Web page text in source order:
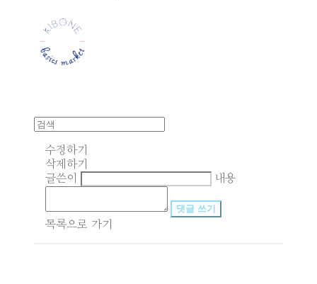
수정하기
삭제하기
글쓴이
내용
댓글 쓰기
목록으로 가기